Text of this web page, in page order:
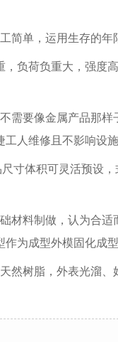
简单，运用生存的年
，负荷负重大，强度
需要像金属产品那样
人维修且不影响设施
寸体积可灵活预设
材料制做，认为合适
为成型外模固化成型
然树脂，外表光溜、